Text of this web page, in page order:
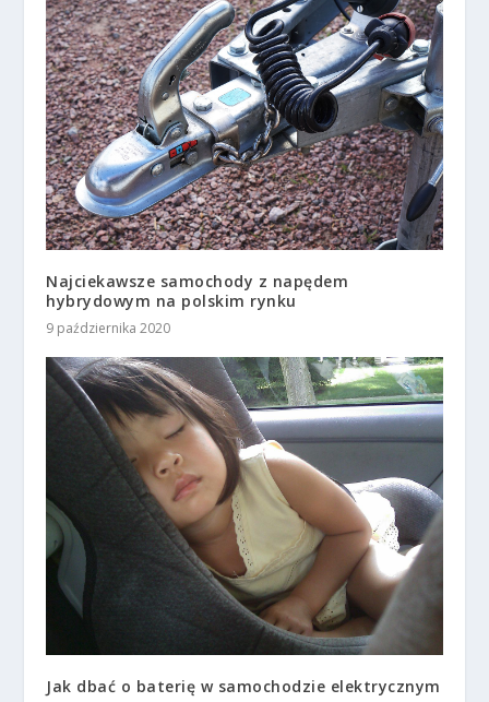
Najciekawsze samochody z napędem
hybrydowym na polskim rynku
9 października 2020
Jak dbać o baterię w samochodzie elektrycznym